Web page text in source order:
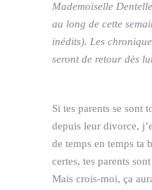
Mademoiselle
au long de cette
inédits). Les
seront de retour dès
Si tes parents se sont
depuis leur divorce,
de temps en temps ta
certes, tes parents
Mais crois-moi, ça